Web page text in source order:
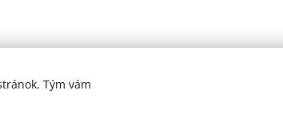
Tým vám